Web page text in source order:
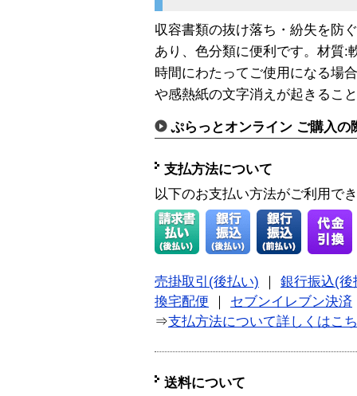
収容書類の抜け落ち・紛失を防
あり、色分類に便利です。材質:
時間にわたってご使用になる場
や感熱紙の文字消えが起きるこ
ぷらっとオンライン ご購入の
支払方法について
以下のお支払い方法がご利用で
売掛取引(後払い)
銀行振込(後
換宅配便
セブンイレブン決済
⇒支払方法について詳しくはこ
送料について